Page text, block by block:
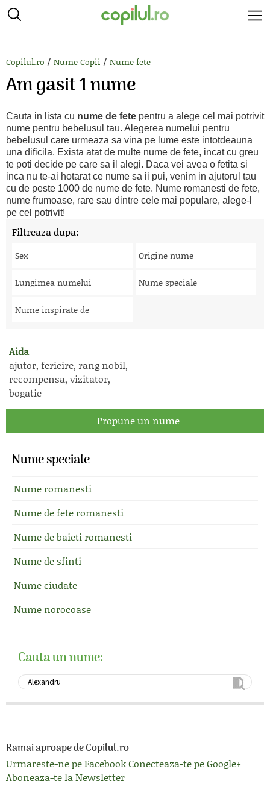
Copilul.ro / Nume Copii / Nume fete
Am gasit 1 nume
Cauta in lista cu nume de fete pentru a alege cel mai potrivit
nume pentru bebelusul tau. Alegerea numelui pentru
bebelusul care urmeaza sa vina pe lume este intotdeauna
una dificila. Exista atat de multe nume de fete, incat cu greu
te poti decide pe care sa il alegi. Daca vei avea o fetita si
inca nu te-ai hotarat ce nume sa ii pui, venim in ajutorul tau
cu de peste 1000 de nume de fete. Nume romanesti de fete,
nume frumoase, rare sau dintre cele mai populare, alege-l
pe cel potrivit!
Filtreaza dupa:
Sex Origine nume
Lungimea numelui Nume speciale
Nume inspirate de
Aida
ajutor, fericire, rang nobil,
recompensa, vizitator,
bogatie
Propune un nume
Nume speciale
Nume romanesti
Nume de fete romanesti
Nume de baieti romanesti
Nume de sfinti
Nume ciudate
Nume norocoase
Cauta un nume:
Ramai aproape de Copilul.ro
Urmareste-ne pe FacebookConecteaza-te pe Google+
Aboneaza-te la Newsletter